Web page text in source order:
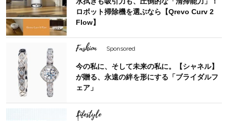
ロボット掃除機を選ぶなら【Qrevo Curv 2
Flow】
Fashion Sponsored
今の私に、そして未来の私に。【シャネル】
が贈る、永遠の絆を形にする「ブライダルフ
ェア」
Lifestyle